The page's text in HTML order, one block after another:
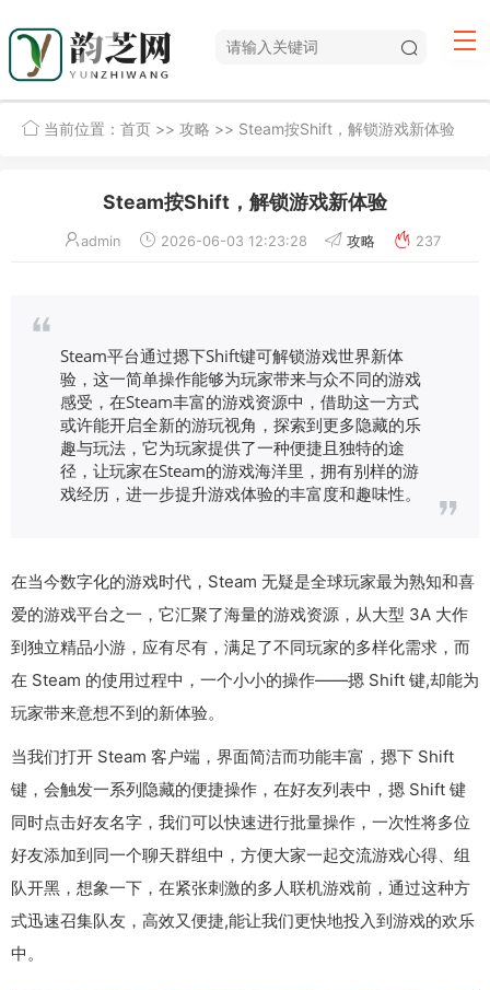
当前位置： 首页 >> 攻略 >> Steam按Shift，解锁游戏新体验
Steam按Shift，解锁游戏新体验
admin 2026-06-03 12:23:28 攻略 237
Steam平台通过摁下Shift键可解锁游戏世界新体
验，这一简单操作能够为玩家带来与众不同的游戏
感受，在Steam丰富的游戏资源中，借助这一方式
或许能开启全新的游玩视角，探索到更多隐藏的乐
趣与玩法，它为玩家提供了一种便捷且独特的途
径，让玩家在Steam的游戏海洋里，拥有别样的游
戏经历，进一步提升游戏体验的丰富度和趣味性。
在当今数字化的游戏时代，Steam 无疑是全球玩家最为熟知和喜
爱的游戏平台之一，它汇聚了海量的游戏资源，从大型 3A 大作
到独立精品小游，应有尽有，满足了不同玩家的多样化需求，而
在 Steam 的使用过程中，一个小小的操作——摁 Shift 键,却能为
玩家带来意想不到的新体验。
当我们打开 Steam 客户端，界面简洁而功能丰富，摁下 Shift
键，会触发一系列隐藏的便捷操作，在好友列表中，摁 Shift 键
同时点击好友名字，我们可以快速进行批量操作，一次性将多位
好友添加到同一个聊天群组中，方便大家一起交流游戏心得、组
队开黑，想象一下，在紧张刺激的多人联机游戏前，通过这种方
式迅速召集队友，高效又便捷,能让我们更快地投入到游戏的欢乐
中。